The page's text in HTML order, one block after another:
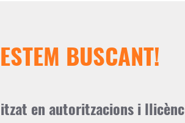
BUSCANT!
en autoritzacions i